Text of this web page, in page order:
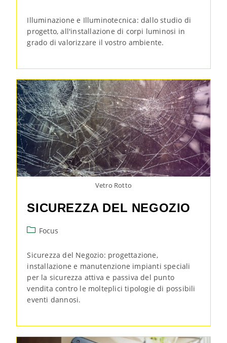
Illuminazione e Illuminotecnica: dallo studio di
progetto, all'installazione di corpi luminosi in
grado di valorizzare il vostro ambiente.
Vetro Rotto
SICUREZZA DEL NEGOZIO
Focus
Sicurezza del Negozio: progettazione,
installazione e manutenzione impianti speciali
per la sicurezza attiva e passiva del punto
vendita contro le molteplici tipologie di possibili
eventi dannosi.